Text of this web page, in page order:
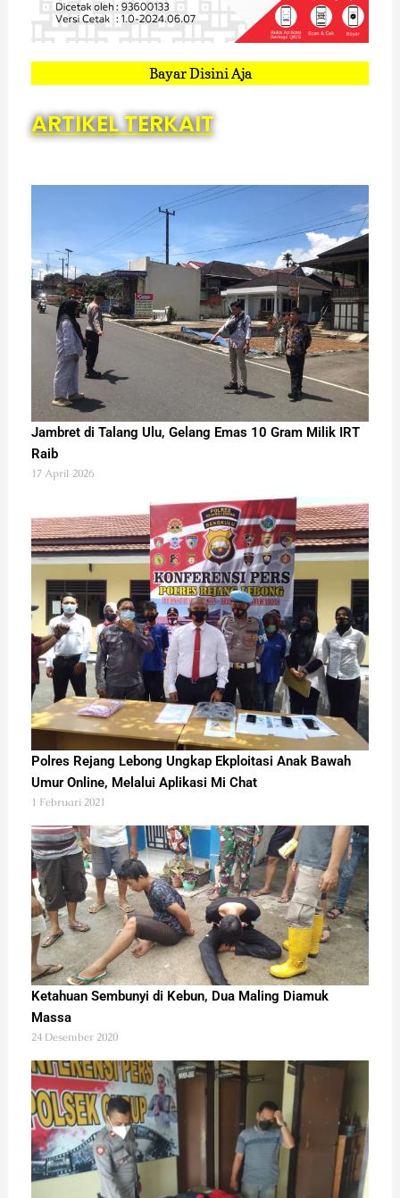
Bayar Disini Aja
ARTIKEL TERKAIT
Jambret di Talang Ulu, Gelang Emas 10 Gram Milik IRT
Raib
17 April 2026
Polres Rejang Lebong Ungkap Ekploitasi Anak Bawah
Umur Online, Melalui Aplikasi Mi Chat
1 Februari 2021
Ketahuan Sembunyi di Kebun, Dua Maling Diamuk
Massa
24 Desember 2020